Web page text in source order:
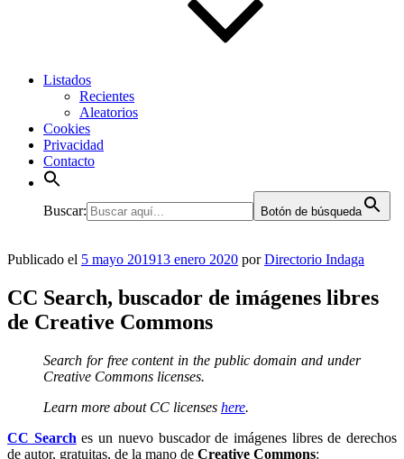
Listados
Recientes
Aleatorios
Cookies
Privacidad
Contacto
Buscar: Botón de búsqueda
Publicado el 5 mayo 201913 enero 2020 porDirectorio Indaga
CC Search, buscador de imágenes libres
de Creative Commons
Search for free content in the public domain and under
Creative Commons licenses.
Learn more about CC licenses here.
CC Search es un nuevo buscador de imágenes libres de derechos
de autor, gratuitas, de la mano de Creative Commons: